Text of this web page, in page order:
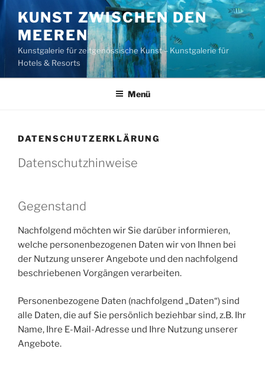
Zum
Inhalt
springen
KUNST ZWISCHEN DEN
MEEREN
Kunstgalerie für zeitgenössische Kunst – Kunstgalerie für
Hotels & Resorts
Menü
DATENSCHUTZERKLÄRUNG
Datenschutzhinweise
Gegenstand
Nachfolgend möchten wir Sie darüber informieren,
welche personenbezogenen Daten wir von Ihnen bei
der Nutzung unserer Angebote und den nachfolgend
beschriebenen Vorgängen verarbeiten.
Personenbezogene Daten (nachfolgend „Daten“) sind
alle Daten, die auf Sie persönlich beziehbar sind, z.B. Ihr
Name, Ihre E-Mail-Adresse und Ihre Nutzung unserer
Angebote.